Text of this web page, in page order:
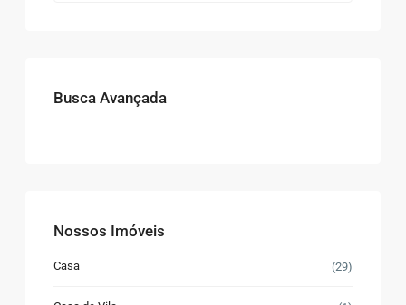
Busca Avançada
Nossos Imóveis
Casa (29)